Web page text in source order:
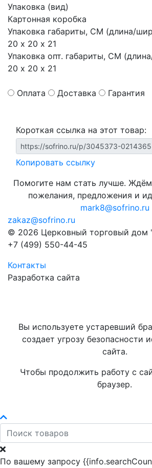
Упаковка (вид)
Картонная коробка
Упаковка габариты, СМ (длина/
20 х 20 х 21
Упаковка опт. габариты, СМ
20 х 20 х 21
Оплата Доставка Гарантия
Короткая ссылка на этот товар:
Копировать ссылку
Помогите нам стать лучше.
пожелания, предложения и
mark8@sofrino.ru
zakaz@sofrino.ru
© 2026 Церковный торговый дом
+7 (499) 550-44-45
Контакты
Разработка сайта
Вы используете устаревший
создает угрозу безопасности
сайта.
Чтобы продолжить работу с
браузер.
По вашему запросу